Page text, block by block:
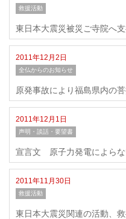
救援活動
東日本大震災被災ご寺院へ
2011年12月2日
全仏からのお知らせ
原発事故により福島県内の
2011年12月1日
声明・談話・要望書
宣言文 原子力発電によらな
2011年11月30日
救援活動
東日本大震災関連の活動、